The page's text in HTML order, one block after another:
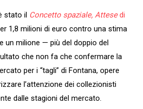
stato il Concetto spaziale, Attesedi
1,8 milioni di euro contro una stima
un milione — più del doppio del
che non fa che confermare la
per i “tagli” di Fontana, opere
l’attenzione dei collezionisti
dalle stagioni del mercato.